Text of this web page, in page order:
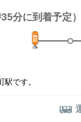
車前 （17時35分に到着予定）
です。